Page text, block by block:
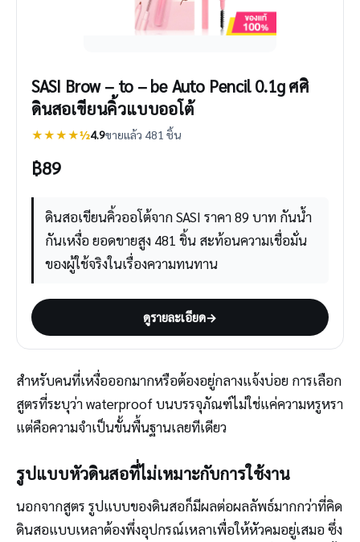
SASI Brow – to – be Auto Pencil 0.1g ศศิ
ดินสอเขียนคิ้วแบบออโต้
★★★★½4.9ขายแล้ว 481 ชิ้น
฿89
ดินสอเขียนคิ้วออโต้จาก SASI ราคา 89 บาท กันน้ำ
กันเหงื่อ ยอดขายสูง 481 ชิ้น สะท้อนความเชื่อมั่น
ของผู้ใช้จริงในเรื่องความทนทาน
ดูรายละเอียด→
สำหรับคนที่เหงื่อออกมากหรือต้องอยู่กลางแจ้งบ่อย การเลือก
สูตรที่ระบุว่า waterproof บนบรรจุภัณฑ์ไม่ใช่แค่ความหรูหรา
แต่คือความจำเป็นขั้นพื้นฐานเลยทีเดียว
รูปแบบหัวดินสอที่ไม่เหมาะกับการใช้งาน
นอกจากสูตร รูปแบบของดินสอก็มีผลต่อผลลัพธ์มากกว่าที่คิด
ดินสอแบบเหลาต้องพึ่งอุปกรณ์เหลาเพื่อให้หัวคมอยู่เสมอ ซึ่ง